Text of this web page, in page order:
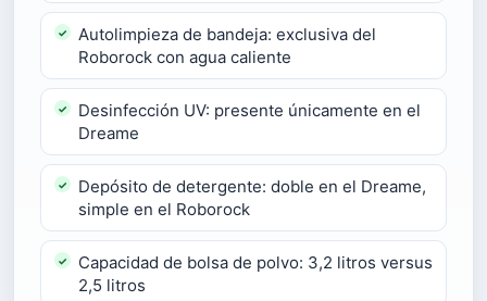
Autolimpieza de bandeja: exclusiva del
Roborock con agua caliente
Desinfección UV: presente únicamente en el
Dreame
Depósito de detergente: doble en el Dreame,
simple en el Roborock
Capacidad de bolsa de polvo: 3,2 litros versus
2,5 litros